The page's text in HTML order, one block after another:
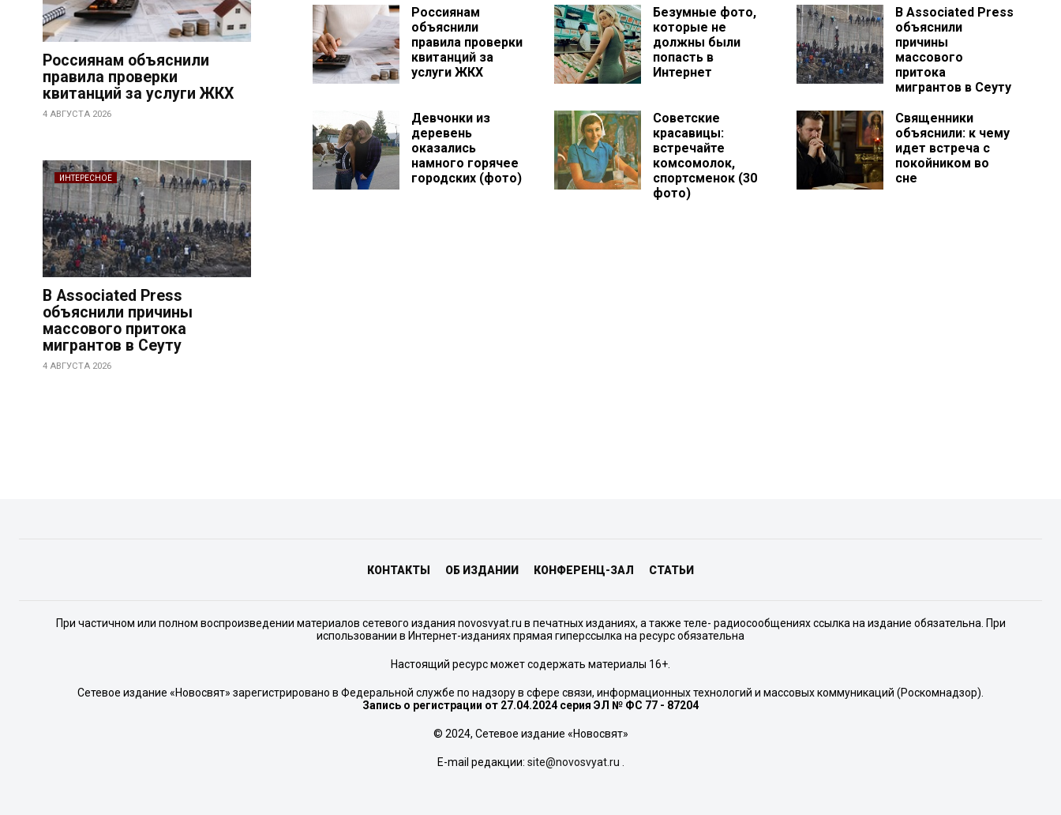
Россиянам объяснили
правила проверки
квитанций за услуги ЖКХ
4 АВГУСТА 2026
ИНТЕРЕСНОЕ
В Associated Press
объяснили причины
массового притока
мигрантов в Сеуту
4 АВГУСТА 2026
Россиянам
объяснили
правила проверки
квитанций за
услуги ЖКХ
Безумные фото,
которые не
должны были
попасть в
Интернет
В Associated Press
объяснили
причины
массового
притока
мигрантов в Сеуту
Девчонки из
деревень
оказались
намного горячее
городских (фото)
Советские
красавицы:
встречайте
комсомолок,
спортсменок (30
фото)
Священники
объяснили: к чему
идет встреча с
покойником во
сне
КОНТАКТЫ ОБ ИЗДАНИИ КОНФЕРЕНЦ-ЗАЛ СТАТЬИ
При частичном или полном воспроизведении материалов сетевого издания novosvyat.ru в печатных изданиях, а также теле- радиосообщениях ссылка на издание обязательна. При
использовании в Интернет-изданиях прямая гиперссылка на ресурс обязательна
Настоящий ресурс может содержать материалы 16+.
Сетевое издание «Новосвят» зарегистрировано в Федеральной службе по надзору в сфере связи, информационных технологий и массовых коммуникаций (Роскомнадзор).
Запись о регистрации от 27.04.2024 серия ЭЛ № ФС 77 - 87204
© 2024, Сетевое издание «Новосвят»
E-mail редакции: site@novosvyat.ru